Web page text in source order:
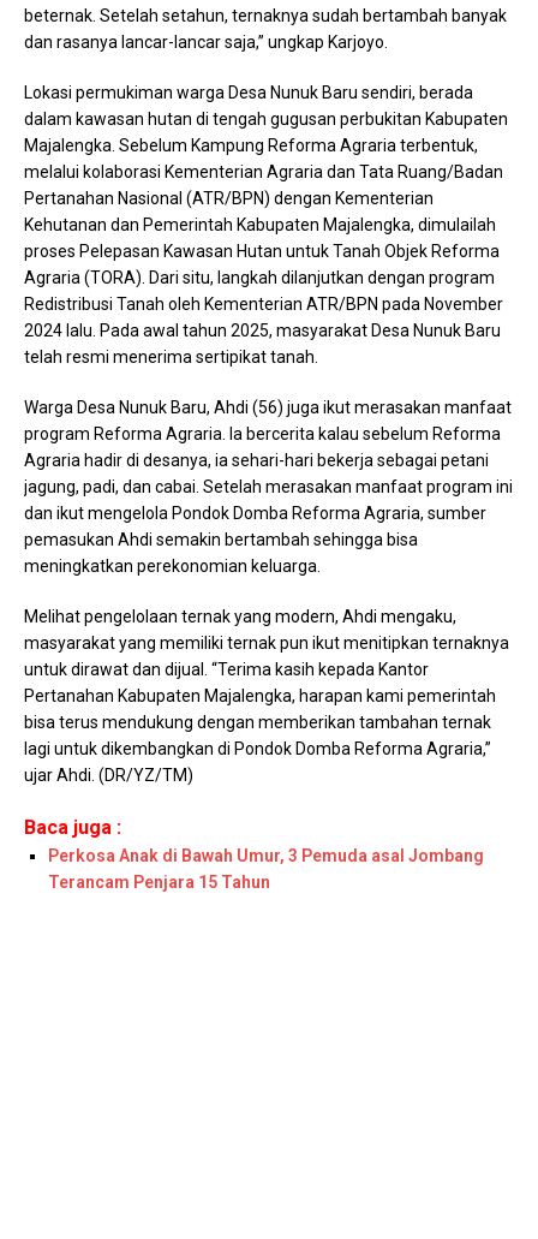
beternak. Setelah setahun, ternaknya sudah bertambah banyak
dan rasanya lancar-lancar saja,” ungkap Karjoyo.
Lokasi permukiman warga Desa Nunuk Baru sendiri, berada
dalam kawasan hutan di tengah gugusan perbukitan Kabupaten
Majalengka. Sebelum Kampung Reforma Agraria terbentuk,
melalui kolaborasi Kementerian Agraria dan Tata Ruang/Badan
Pertanahan Nasional (ATR/BPN) dengan Kementerian
Kehutanan dan Pemerintah Kabupaten Majalengka, dimulailah
proses Pelepasan Kawasan Hutan untuk Tanah Objek Reforma
Agraria (TORA). Dari situ, langkah dilanjutkan dengan program
Redistribusi Tanah oleh Kementerian ATR/BPN pada November
2024 lalu. Pada awal tahun 2025, masyarakat Desa Nunuk Baru
telah resmi menerima sertipikat tanah.
Warga Desa Nunuk Baru, Ahdi (56) juga ikut merasakan manfaat
program Reforma Agraria. Ia bercerita kalau sebelum Reforma
Agraria hadir di desanya, ia sehari-hari bekerja sebagai petani
jagung, padi, dan cabai. Setelah merasakan manfaat program ini
dan ikut mengelola Pondok Domba Reforma Agraria, sumber
pemasukan Ahdi semakin bertambah sehingga bisa
meningkatkan perekonomian keluarga.
Melihat pengelolaan ternak yang modern, Ahdi mengaku,
masyarakat yang memiliki ternak pun ikut menitipkan ternaknya
untuk dirawat dan dijual. “Terima kasih kepada Kantor
Pertanahan Kabupaten Majalengka, harapan kami pemerintah
bisa terus mendukung dengan memberikan tambahan ternak
lagi untuk dikembangkan di Pondok Domba Reforma Agraria,”
ujar Ahdi. (DR/YZ/TM)
Baca juga :
Perkosa Anak di Bawah Umur, 3 Pemuda asal Jombang
Terancam Penjara 15 Tahun